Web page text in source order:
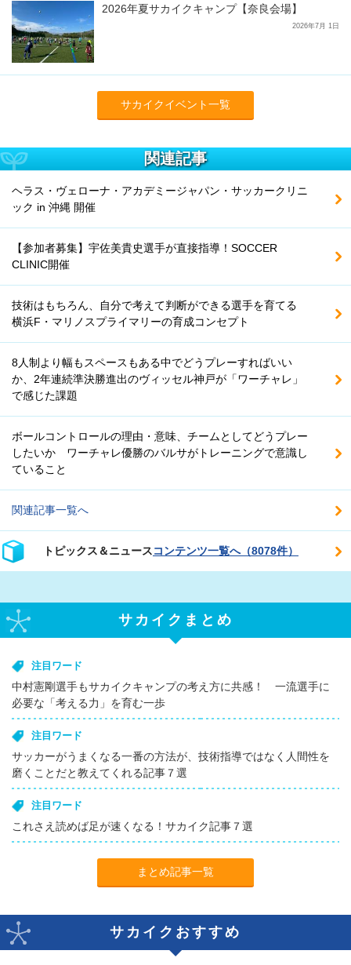
2026年夏サカイクキャンプ【奈良会場】
2026年7月 1日
サカイクイベント一覧
関連記事
ヘラス・ヴェローナ・アカデミージャパン・サッカークリニ
ック in 沖縄 開催
【参加者募集】宇佐美貴史選手が直接指導！SOCCER
CLINIC開催
技術はもちろん、自分で考えて判断ができる選手を育てる
横浜F・マリノスプライマリーの育成コンセプト
8人制より幅もスペースもある中でどうプレーすればいい
か、2年連続準決勝進出のヴィッセル神戸が「ワーチャレ」
で感じた課題
ボールコントロールの理由・意味、チームとしてどうプレー
したいか ワーチャレ優勝のバルサがトレーニングで意識し
ていること
関連記事一覧へ
トピックス＆ニュースコンテンツ一覧へ（8078件）
サカイクまとめ
注目ワード
中村憲剛選手もサカイクキャンプの考え方に共感！ 一流選手に
必要な「考える力」を育む一歩
注目ワード
サッカーがうまくなる一番の方法が、技術指導ではなく人間性を
磨くことだと教えてくれる記事７選
注目ワード
これさえ読めば足が速くなる！サカイク記事７選
まとめ記事一覧
サカイクおすすめ